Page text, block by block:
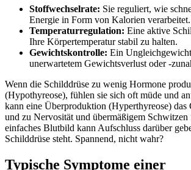
Stoffwechselrate: Sie reguliert, wie
Energie in Form‍ von​ Kalorien​ verarbeitet.
Temperaturregulation: Eine⁤ aktive
Ihre ⁣Körpertemperatur stabil zu halten.
Gewichtskontrolle: ⁣Ein
unerwartetem Gewichtsverlust⁣ oder‌ -
Wenn die ‌Schilddrüse zu⁣ wenig Hormone
(Hypothyreose), fühlen ⁢sie sich oft müde und
kann eine Überproduktion (Hyperthyreose)⁣ das
und‍ zu Nervosität und übermäßigem ⁢Schwitzen
einfaches Blutbild kann Aufschluss ‌darüber
Schilddrüse steht.​ Spannend, nicht⁢ wahr?
Typische Symptome einer